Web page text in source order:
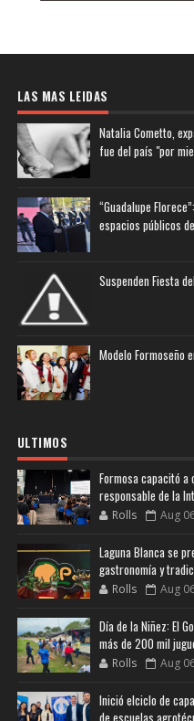
LAS MAS LEIDAS
Natalia Cometto,
fue del país "por
“Guadalupe
espacios públicos
Suspenden Fiesta
Modelo Formoseño
ULTIMOS
Formosa capacitó
responsable de la
Rolls Aug
Laguna Blanca se
gastronomía y
Rolls Aug
Día de la Niñez: El
más de 200 mil
Rolls Aug
Inició elciclo de
de escuelas